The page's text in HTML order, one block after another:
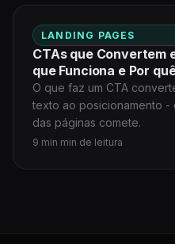
LANDING PAGES
CTAs que Convertem
que Funciona e Por
O que faz um CTA
texto ao posicionamento -
das páginas comete.
9 min min de leitura